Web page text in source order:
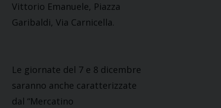
Vittorio Emanuele, Piazza
Garibaldi, Via Carnicella.
Le giornate del 7 e 8 dicembre
saranno anche caratterizzate
dal “Mercatino